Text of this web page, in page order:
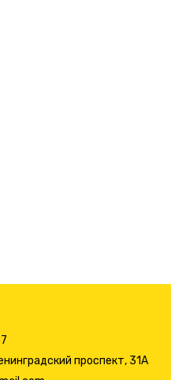
проспект, 31А